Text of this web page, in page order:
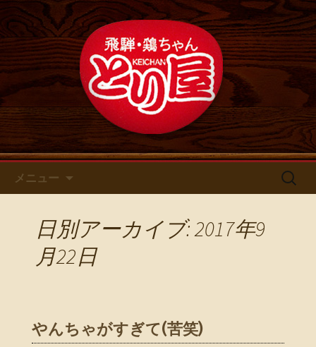
名古屋・浄心の鶏料理・居酒屋
【とり屋】 のブログ
鶏ちゃん専門店とり屋の最新情報
メニュー
検
日別アーカイブ: 2017年9
月22日
やんちゃがすぎて(苦笑)